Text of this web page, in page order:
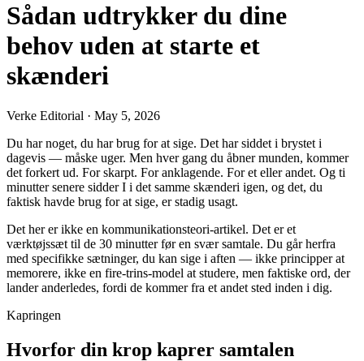
Sådan udtrykker du dine
behov uden at starte et
skænderi
Verke Editorial · May 5, 2026
Du har noget, du har brug for at sige. Det har siddet i brystet i
dagevis — måske uger. Men hver gang du åbner munden, kommer
det forkert ud. For skarpt. For anklagende. For et eller andet. Og ti
minutter senere sidder I i det samme skænderi igen, og det, du
faktisk havde brug for at sige, er stadig usagt.
Det her er ikke en kommunikationsteori-artikel. Det er et
værktøjssæt til de 30 minutter før en svær samtale. Du går herfra
med specifikke sætninger, du kan sige i aften — ikke principper at
memorere, ikke en fire-trins-model at studere, men faktiske ord, der
lander anderledes, fordi de kommer fra et andet sted inden i dig.
Kapringen
Hvorfor din krop kaprer samtalen